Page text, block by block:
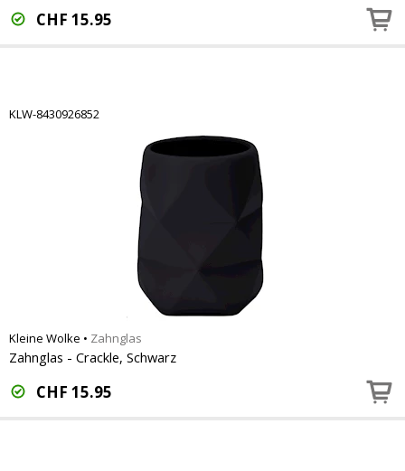
CHF 15.95
KLW-8430926852
Kleine Wolke • Zahnglas
Zahnglas - Crackle, Schwarz
CHF 15.95